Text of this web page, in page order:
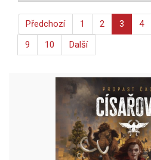
Předchozí 1 2 3 4
9
10 Další